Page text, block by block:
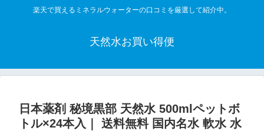
楽天で買えるミネラルウォーターの口コミを厳選して紹介中。
天然水お買い得便
日本薬剤 秘境黒部 天然水 500mlペットボ
トル×24本入｜ 送料無料 国内名水 軟水 水